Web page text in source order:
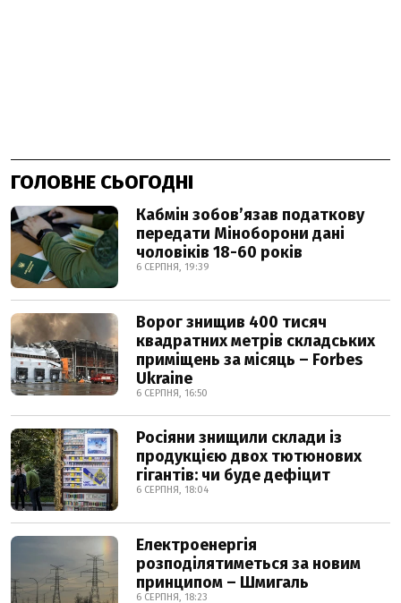
ГОЛОВНЕ СЬОГОДНІ
Кабмін зобовʼязав податкову
передати Міноборони дані
чоловіків 18-60 років
6 СЕРПНЯ, 19:39
Ворог знищив 400 тисяч
квадратних метрів складських
приміщень за місяць – Forbes
Ukraine
6 СЕРПНЯ, 16:50
Росіяни знищили склади із
продукцією двох тютюнових
гігантів: чи буде дефіцит
6 СЕРПНЯ, 18:04
Електроенергія
розподілятиметься за новим
принципом – Шмигаль
6 СЕРПНЯ, 18:23